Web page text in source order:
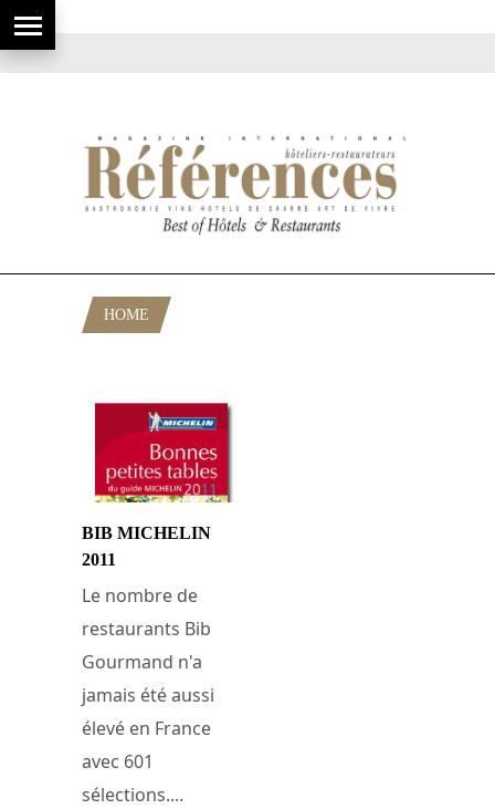
HOME
BIB MICHELIN
2011
Le nombre de
restaurants Bib
Gourmand n'a
jamais été aussi
élevé en France
avec 601
sélections....